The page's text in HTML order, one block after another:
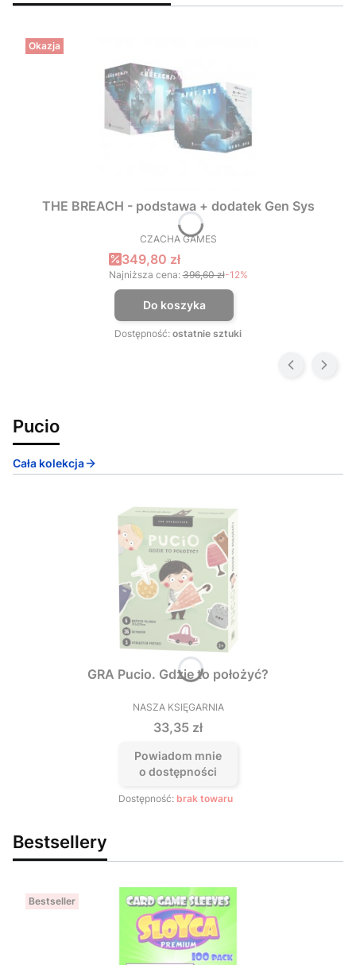
Okazja
THE BREACH - podstawa + dodatek Gen Sys
PRODUCENT
CZACHA GAMES
Cena promocyjna
349,80 zł
Najniższa cena: 396,60 zł-12%
Do koszyka
Dostępność: ostatnie sztuki
Pucio
Cała kolekcja
GRA Pucio. Gdzie to położyć?
PRODUCENT
NASZA KSIĘGARNIA
Cena
33,35 zł
Powiadom mnie
o dostępności
Dostępność: brak towaru
Bestsellery
Bestseller